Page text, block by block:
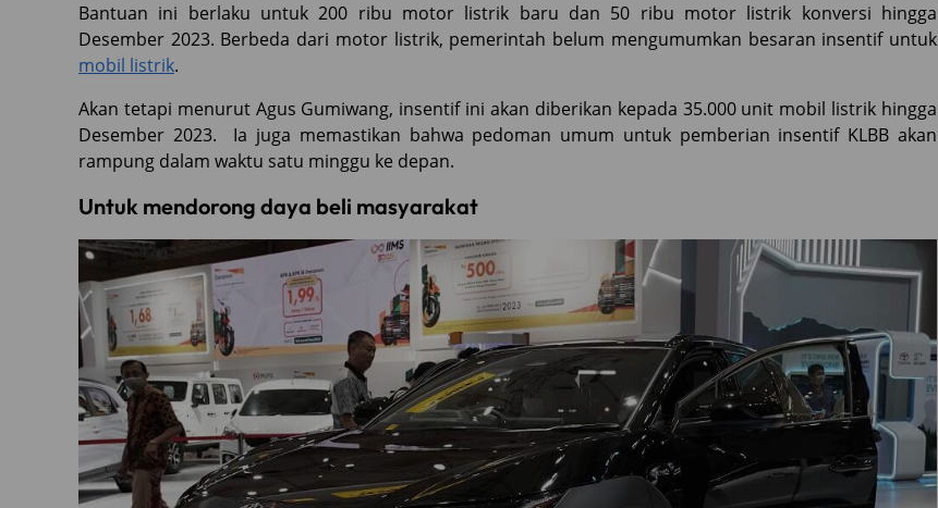
Bantuan ini berlaku untuk 200 ribu motor listrik baru dan 50 ribu motor listrik konversi hingga
Desember 2023. Berbeda dari motor listrik, pemerintah belum mengumumkan besaran insentif untuk
mobil listrik.
Akan tetapi menurut Agus Gumiwang, insentif ini akan diberikan kepada 35.000 unit mobil listrik hingga
Desember 2023. Ia juga memastikan bahwa pedoman umum untuk pemberian insentif KLBB akan
rampung dalam waktu satu minggu ke depan.
Untuk mendorong daya beli masyarakat